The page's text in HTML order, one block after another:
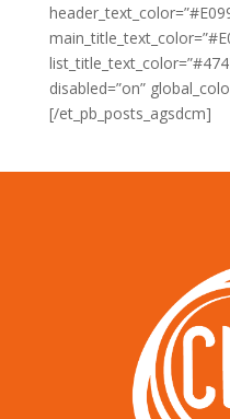
disabled=”on”
[/et_pb_posts_agsdcm]